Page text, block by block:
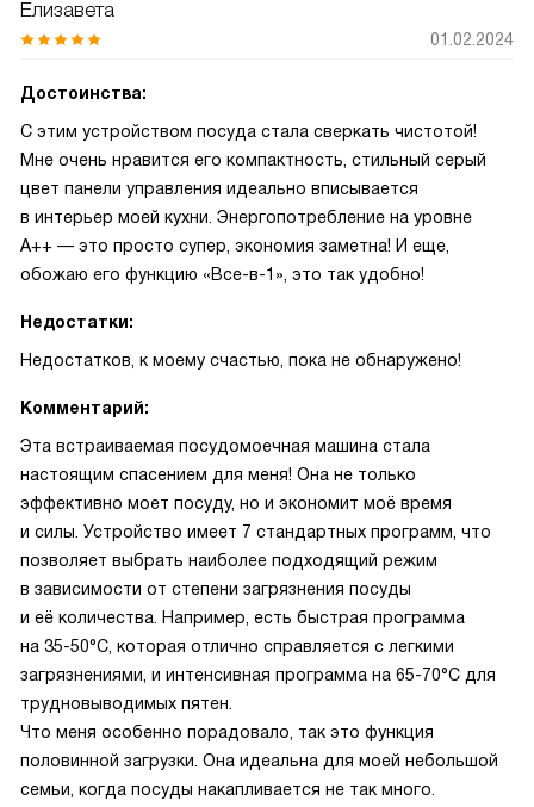
Елизавета
01.02.2024
Достоинства:
С этим устройством посуда стала сверкать чистотой!
Мне очень нравится его компактность, стильный серый
цвет панели управления идеально вписывается
в интерьер моей кухни. Энергопотребление на уровне
A++ — это просто супер, экономия заметна! И еще,
обожаю его функцию «Все-в-1», это так удобно!
Недостатки:
Недостатков, к моему счастью, пока не обнаружено!
Комментарий:
Эта встраиваемая посудомоечная машина стала
настоящим спасением для меня! Она не только
эффективно моет посуду, но и экономит моё время
и силы. Устройство имеет 7 стандартных программ, что
позволяет выбрать наиболее подходящий режим
в зависимости от степени загрязнения посуды
и её количества. Например, есть быстрая программа
на 35-50°С, которая отлично справляется с легкими
загрязнениями, и интенсивная программа на 65-70°С для
трудновыводимых пятен.
Что меня особенно порадовало, так это функция
половинной загрузки. Она идеальна для моей небольшой
семьи, когда посуды накапливается не так много.